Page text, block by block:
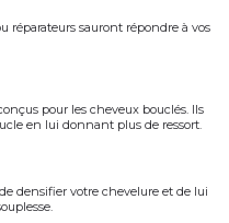
réparateurs sauront répondre à vos
pour les cheveux bouclés. Ils
en lui donnant plus de ressort.
densifier votre chevelure et de lui